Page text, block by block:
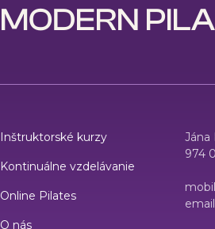
MODERN
Inštruktorské kurzy
Kontinuálne vzdelávanie
Online Pilates
O nás
974